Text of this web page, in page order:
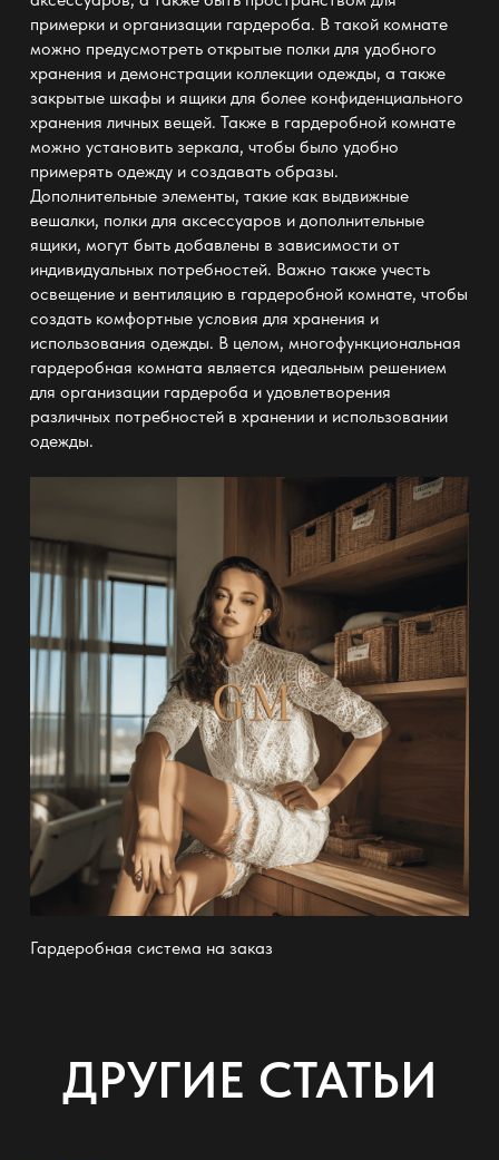
примерки и организации гардероба. В такой комнате
можно предусмотреть открытые полки для удобного
хранения и демонстрации коллекции одежды, а также
закрытые шкафы и ящики для более конфиденциального
хранения личных вещей. Также в гардеробной комнате
можно установить зеркала, чтобы было удобно
примерять одежду и создавать образы.
Дополнительные элементы, такие как выдвижные
вешалки, полки для аксессуаров и дополнительные
ящики, могут быть добавлены в зависимости от
индивидуальных потребностей. Важно также учесть
освещение и вентиляцию в гардеробнойкомнате, чтобы
создать комфортные условия для хранения и
использования одежды. В целом, многофункциональная
гардеробная комната является идеальным решением
для организации гардероба и удовлетворения
различных потребностей в хранениии использовании
одежды.
Гардеробная система на заказ
ДРУГИЕ СТАТЬИ